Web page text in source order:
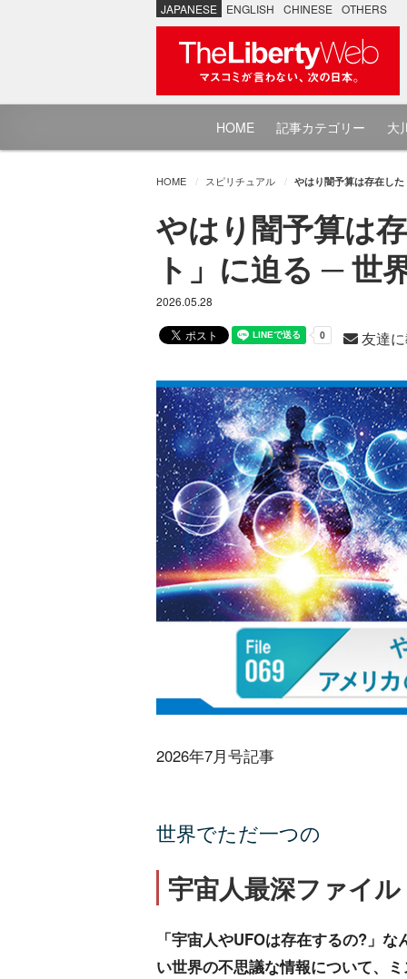
JAPANESE ENGLISH CHINESE OTHERS
HOME 記事カテゴリー 大
HOME スピリチュアル やはり闇予算は存在し
やはり闇予算は
ト」に迫る ─ 世
2026.05.28
友達
2026年7月号記事
世界でただ一つの
宇宙人最深ファイル
「宇宙人やUFOは存在するの?」
い世界の不思議な情報について、